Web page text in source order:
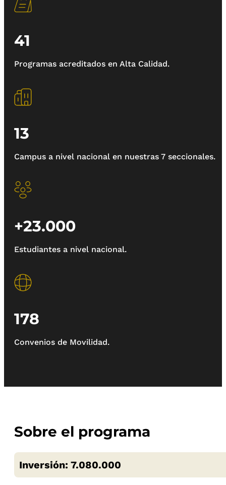
41
Programas acreditados en Alta Calidad.
13
Campus a nivel nacional en nuestras 7 seccionales.
+23.000
Estudiantes a nivel nacional.
178
Convenios de Movilidad.
Sobre el programa
Inversión: 7.080.000